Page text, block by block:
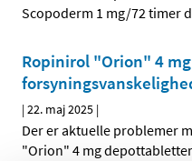
Scopoderm 1 mg/72 timer
Ropinirol "Orion" 4
|22. maj 2025 |
Der er aktuelle problemer
"Orion" 4 mg